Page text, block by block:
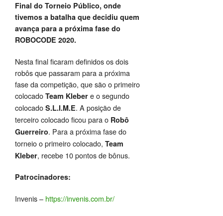
Final do Torneio Público, onde
tivemos a batalha que decidiu quem
avança para a próxima fase do
ROBOCODE 2020.
Nesta final ficaram definidos os dois
robôs que passaram para a próxima
fase da competição, que são o primeiro
colocado Team Kleber e o segundo
colocado S.L.I.M.E. A posição de
terceiro colocado ficou para o Robô
Guerreiro. Para a próxima fase do
torneio o primeiro colocado, Team
Kleber, recebe 10 pontos de bônus.
Patrocinadores:
Invenis – https://invenis.com.br/